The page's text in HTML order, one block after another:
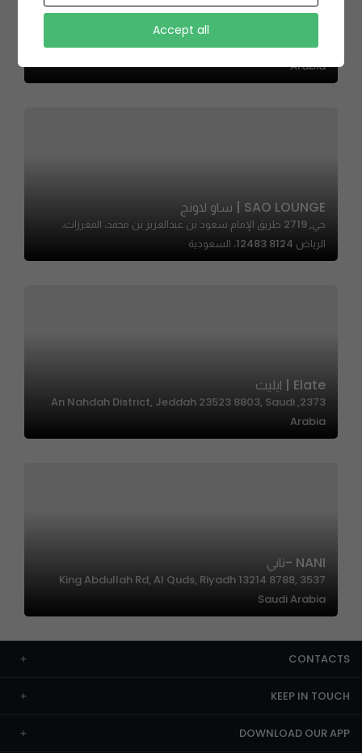
HUFF&PUFF | هف اند بف
صاري فرعي، Al Khalidiyah District، Jeddah 23445
Jeddah 23445, Al Khalidiyyah, Jeddah 23423, Saudi
Arabia
SAO LOUNGE | ساو لاونج
حي, 2719 طريق الإمام سعود بن عبدالعزيز بن محمد، المغرزات،
الرياض 12483 8124، السعودية
Elate | ايليت
2373, An Nahdah District, Jeddah 23523 8803, Saudi
Arabia
NANI -ناني
3537 King Abdullah Rd, Al Quds, Riyadh 13214 8788,
Saudi Arabia
CONTACTS
KEEP IN TOUCH
DOWNLOAD OUR APP
Accept all